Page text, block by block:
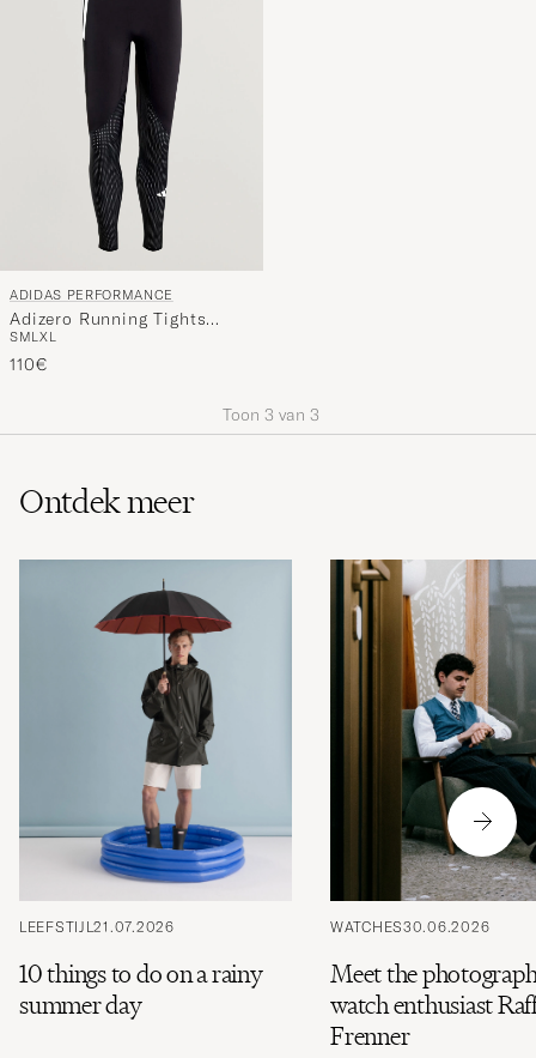
ADIDAS PERFORMANCE
Adizero Running Tights
Black
SMLXL
110€
Toon 3 van 3
Ontdek meer
LEEFSTIJL21.07.2026
10 things to do on a rainy
summer day
WATCHES30.06.2026
Meet the
watch enthusiast
Frenner